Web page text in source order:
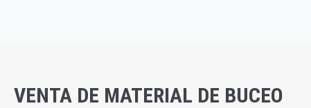
VENTA DE MATERIAL DE BUCEO